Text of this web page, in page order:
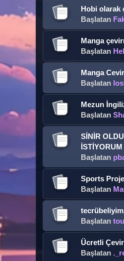
Hobi olarak
Başlatan
Manga
Başlatan
Manga
Başlatan
Mezun
Başlatan
SİNİR
İSTİYORUM
Başlatan
Sports
Başlatan
Başlatan tou
Ücretli
Başlatan